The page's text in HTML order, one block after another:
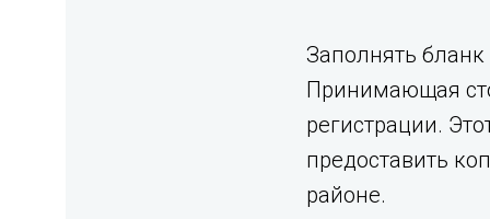
Заполнять
Принимающая
регистрации.
предоставить
районе.